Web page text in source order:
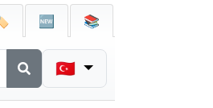
🆕 📚
🇹🇷